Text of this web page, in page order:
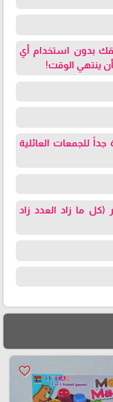
بدون استخدام أي
ينتهي الوقت!
للجمعات العائلية
4 لاعبين أو أكثر (كل ما زاد العدد زاد
favorite_border